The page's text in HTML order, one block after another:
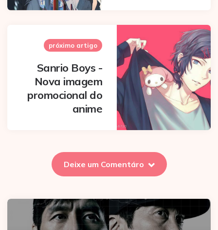
próximo artigo
Sanrio Boys -
Nova imagem
promocional do
anime
Deixe um Comentáro